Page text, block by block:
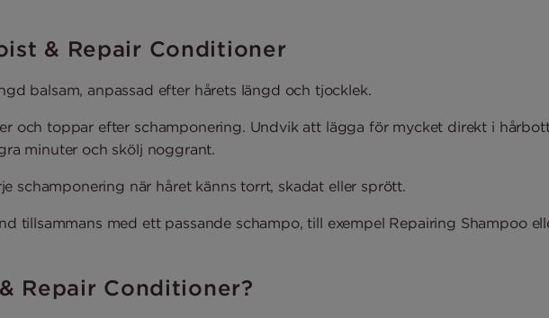
& Repair Conditioner
balsam, anpassad efter hårets längd och tjocklek.
och toppar efter schamponering. Undvik att lägga för mycket direkt i
minuter och skölj noggrant.
schamponering när håret känns torrt, skadat eller sprött.
tillsammans med ett passande schampo, till exempel Repairing Shampoo
Repair Conditioner?